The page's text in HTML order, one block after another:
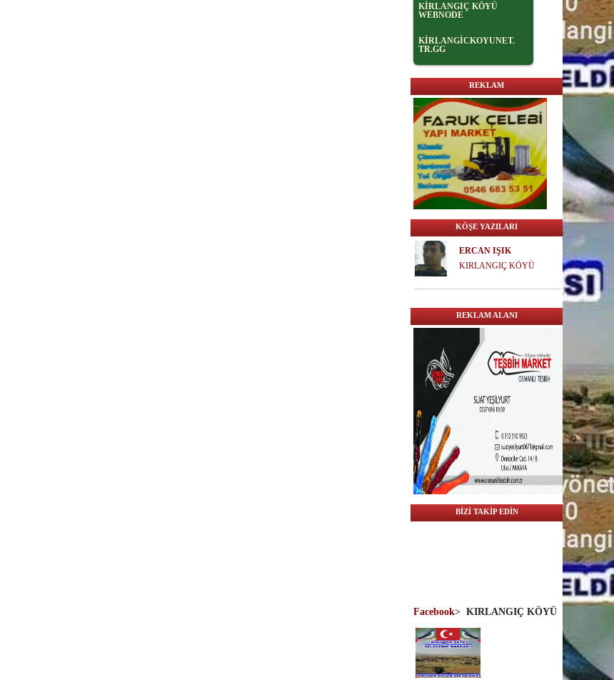
KİRLANGIÇ KÖYÜ
WEBNODE
KİRLANGİCKOYUNET.
TR.GG
REKLAM
KÖŞE YAZILARI
ERCAN IŞIK
KIRLANGIÇ KÖYÜ
REKLAM ALANI
BİZİ TAKİP EDİN
Facebook> KIRLANGIÇ KÖYÜ